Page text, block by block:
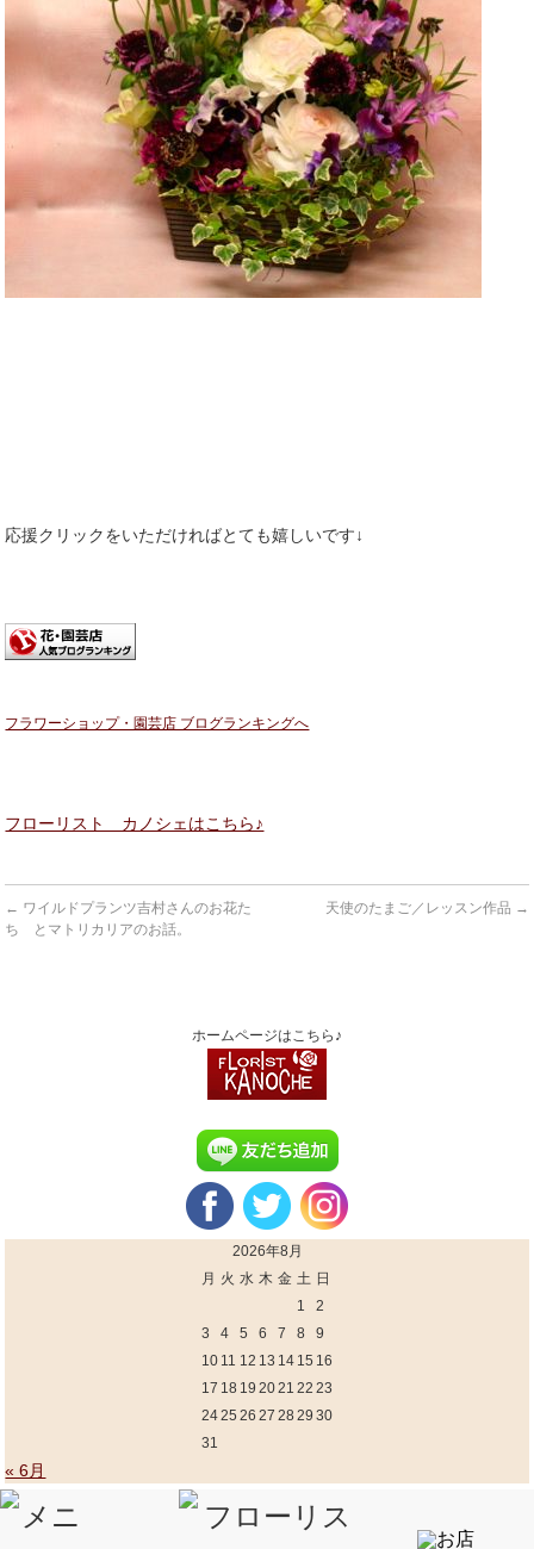
応援クリックをいただければとても嬉しいです↓
フラワーショップ・園芸店 ブログランキングへ
フローリスト カノシェはこちら♪
← ワイルドプランツ吉村さんのお花た
ち とマトリカリアのお話。
天使のたまご／レッスン作品 →
ホームページはこちら♪
2026年8月
月 火 水 木 金 土 日
1
2
3
4 5 6 7 8
9
10 11 12 13 14 15 16
17 18 19 2021 22 23
2425 26 27 28 29 30
31
« 6月
最新記事